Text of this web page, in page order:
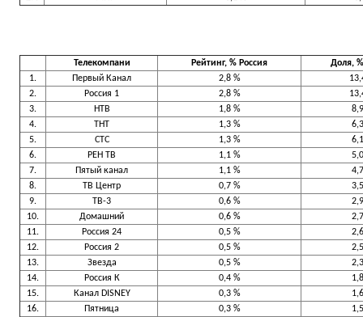
Телекомпани Рейтинг, % Россия
Доля, %
1.
Первый Канал 2,8 %
2.
Россия 1 2,8 %
3.
НТВ 1,8 %
4.
ТНТ 1,3 %
5.
СТС 1,3 %
6.
РЕН ТВ 1,1 %
7.
Пятый канал 1,1 %
8.
ТВ Центр 0,7 %
9.
ТВ-3 0,6 %
10.
Домашний 0,6 %
11.
Россия 24 0,5 %
12.
Россия 2 0,5 %
13.
Звезда 0,5 %
14.
Россия К 0,4 %
15.
Канал DISNEY 0,3 %
16.
Пятница 0,3 %